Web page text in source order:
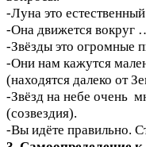
-Луна это
-Она движется
-Звёзды это
-Они нам кажутся
(находятся далеко от
-Звёзд на небе очень
(созвездия).
-Вы идёте правильно.